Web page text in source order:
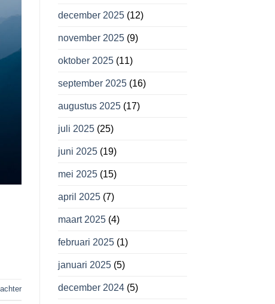
december 2025(12)
november 2025(9)
oktober 2025(11)
september 2025(16)
augustus 2025(17)
juli 2025(25)
juni 2025(19)
mei 2025(15)
april 2025(7)
maart 2025(4)
februari 2025(1)
januari 2025(5)
december 2024(5)